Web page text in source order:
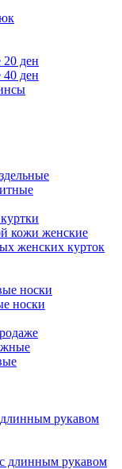
ден
ден
кожи женские
женских курток
носки
носки
рукавом
длинным рукавом